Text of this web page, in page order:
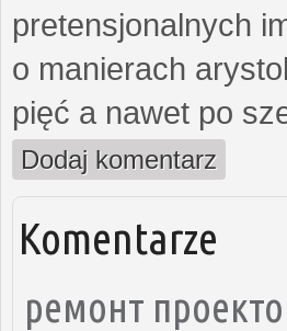
pretensjonalnych
o manierach
pięć a nawet po
Dodaj komentarz
Komentarze
ремонт